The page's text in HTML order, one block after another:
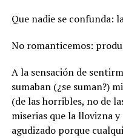
Que nadie se confunda:
No romanticemos:
A la sensación de
sumaban (¿se suman?)
(de las horribles, no de
miserias que la llovizna
agudizado porque